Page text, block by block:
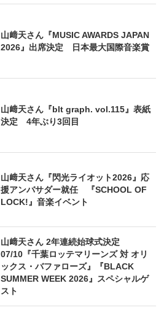
山﨑天さん『MUSIC AWARDS JAPAN
2026』出席決定 日本最大国際音楽賞
山﨑天さん『blt graph. vol.115』表紙
決定 4年ぶり3回目
山﨑天さん『閃光ライオット2026』応
援アンバサダー就任 『SCHOOL OF
LOCK!』音楽イベント
山﨑天さん 2年連続始球式決定
07/10『千葉ロッテマリーンズ 対 オリ
ックス・バファローズ』『BLACK
SUMMER WEEK 2026』スペシャルゲ
スト